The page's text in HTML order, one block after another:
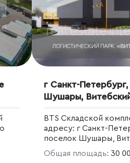
г Санкт-
Шушары,
139 стр 1
BTS Складской
адресу: г Санкт-
поселок Шушары,
кт, д 139 стр 1
Общая площадь: 30